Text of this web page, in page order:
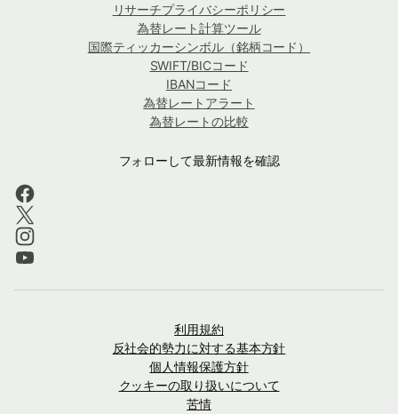
リサーチプライバシーポリシー
為替レート計算ツール
国際ティッカーシンボル（銘柄コード）
SWIFT/BICコード
IBANコード
為替レートアラート
為替レートの比較
フォローして最新情報を確認
利用規約
反社会的勢力に対する基本方針
個人情報保護方針
クッキーの取り扱いについて
苦情